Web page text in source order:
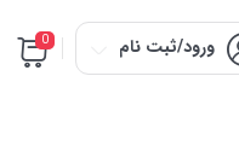
ورود/ثبت نام 0